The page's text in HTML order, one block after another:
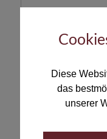
Wie oft muss ich
Diese
das
unserer